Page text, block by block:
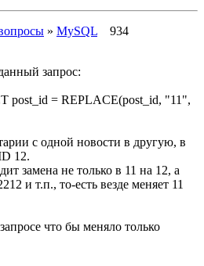
» MySQL
934
запрос:
post_id = REPLACE(post_id, "11",
с одной новости в другую, в
12.
замена не только в 11 на 12, а
и т.п., то-есть везде меняет 11
что бы меняло только